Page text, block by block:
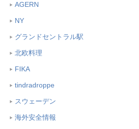
AGERN
NY
グランドセントラル駅
北欧料理
FIKA
tindradroppe
スウェーデン
海外安全情報